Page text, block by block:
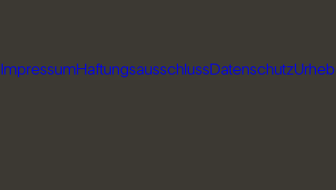
ImpressumHaftungsausschlussDatenschutz